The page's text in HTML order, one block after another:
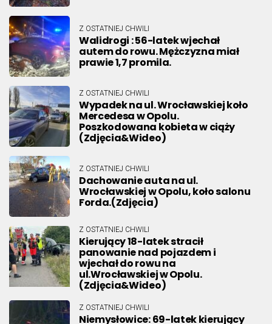
Z OSTATNIEJ CHWILI
Walidrogi : 56-latek wjechał
autem do rowu. Mężczyzna miał
prawie 1,7 promila.
Z OSTATNIEJ CHWILI
Wypadek na ul. Wrocławskiej koło
Mercedesa w Opolu.
Poszkodowana kobieta w ciąży
(Zdjęcia&Wideo)
Z OSTATNIEJ CHWILI
Dachowanie auta na ul.
Wrocławskiej w Opolu, koło salonu
Forda.(Zdjęcia)
Z OSTATNIEJ CHWILI
Kierujący 18-latek stracił
panowanie nad pojazdem i
wjechał do rowu na
ul.Wrocławskiej w Opolu.
(Zdjęcia&Wideo)
Z OSTATNIEJ CHWILI
Niemysłowice: 69-latek kierujący